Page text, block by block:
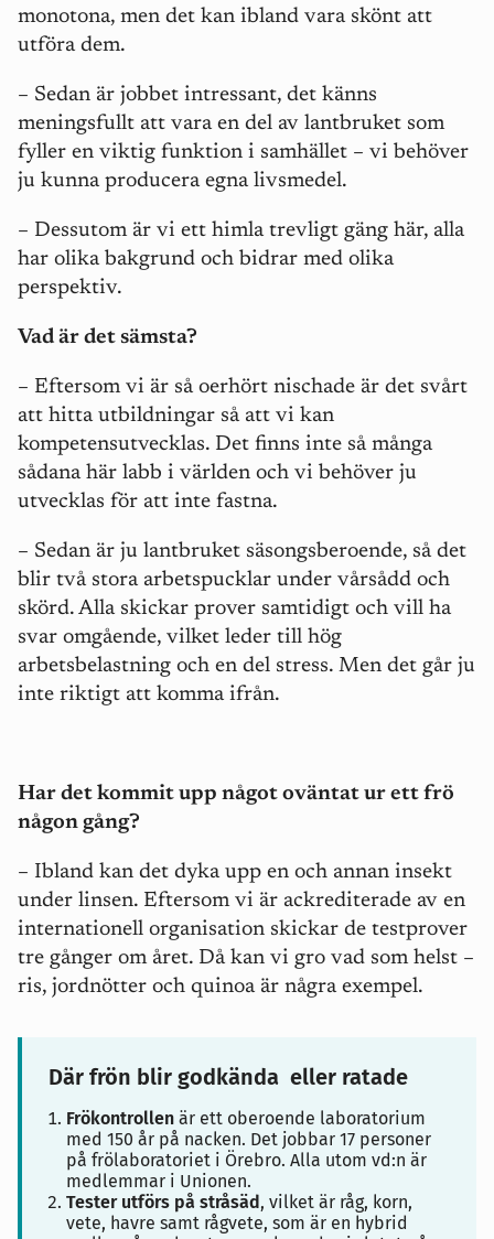
monotona, men det kan ibland vara skönt att
utföra dem.
– Sedan är jobbet intressant, det känns
meningsfullt att vara en del av lantbruket som
fyller en viktig funktion i samhället – vi behöver
ju kunna producera egna livsmedel.
– Dessutom är vi ett himla trevligt gäng här, alla
har olika bakgrund och bidrar med olika
perspektiv.
Vad är det sämsta?
– Eftersom vi är så oerhört nischade är det svårt
att hitta utbildningar så att vi kan
kompetensutvecklas. Det finns inte så många
sådana här labb i världen och vi behöver ju
utvecklas för att inte fastna.
– Sedan är ju lantbruket säsongsberoende, så det
blir två stora arbetspucklar under vårsådd och
skörd. Alla skickar prover samtidigt och vill ha
svar omgående, vilket leder till hög
arbetsbelastning och en del stress. Men det går ju
inte riktigt att komma ifrån.
Har det kommit upp något oväntat ur ett frö
någon gång?
– Ibland kan det dyka upp en och annan insekt
under linsen. Eftersom vi är ackrediterade av en
internationell organisation skickar de testprover
tre gånger om året. Då kan vi gro vad som helst –
ris, jordnötter och quinoa är några exempel.
Där frön blir godkända eller ratade
Frökontrollen är ett oberoende laboratorium
med 150 år på nacken. Det jobbar 17 personer
på frölaboratoriet i Örebro. Alla utom vd:n är
medlemmar i Unionen.
Tester utförs på stråsäd, vilket är råg, korn,
vete, havre samt rågvete, som är en hybrid